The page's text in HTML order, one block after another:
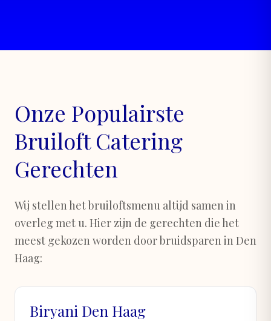
Onze Populairste
Bruiloft Catering
Gerechten
Wij stellen het bruiloftsmenu altijd samen in
overleg met u. Hier zijn de gerechten die het
meest gekozen worden door bruidsparen in Den
Haag:
Biryani Den Haag